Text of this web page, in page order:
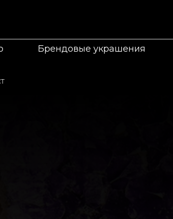
Брендовые украшения